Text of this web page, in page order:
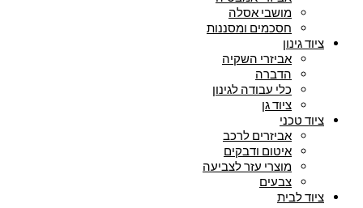
מושבי אסלה
חסכמים ומסננות
ציוד גינון
אביזרי השקיה
הדברה
כלי עבודה לגינון
ציוד גן
ציוד טכני
אביזרים לרכב
איטום ודבקים
מוצרי עזר לצביעה
צבעים
ציוד לבית